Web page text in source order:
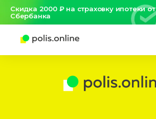
Скидка 2000 ₽ на страховку ипотеки от
Сбербанка